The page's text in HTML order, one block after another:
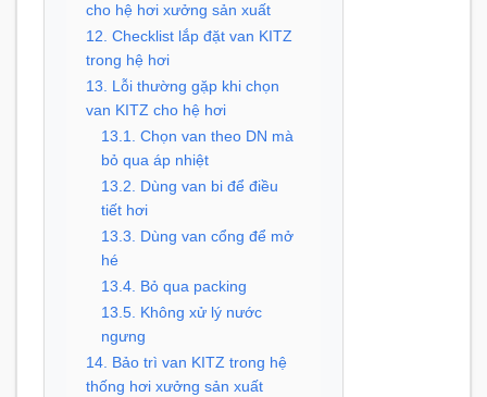
cho hệ hơi xưởng sản xuất
12. Checklist lắp đặt van KITZ
trong hệ hơi
13. Lỗi thường gặp khi chọn
van KITZ cho hệ hơi
13.1. Chọn van theo DN mà
bỏ qua áp nhiệt
13.2. Dùng van bi để điều
tiết hơi
13.3. Dùng van cổng để mở
hé
13.4. Bỏ qua packing
13.5. Không xử lý nước
ngưng
14. Bảo trì van KITZ trong hệ
thống hơi xưởng sản xuất